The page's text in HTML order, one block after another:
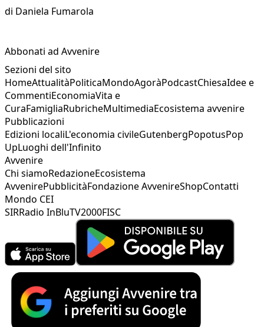
di Daniela Fumarola
Abbonati ad Avvenire
Sezioni del sito
HomeAttualitàPoliticaMondoAgoràPodcastChiesaIdee e
CommentiEconomiaVita e
CuraFamigliaRubricheMultimediaEcosistema avvenire
Pubblicazioni
Edizioni localiL'economia civileGutenbergPopotusPop
UpLuoghi dell'Infinito
Avvenire
Chi siamoRedazioneEcosistema
AvvenirePubblicitàFondazione AvvenireShopContatti
Mondo CEI
SIRRadio InBluTV2000FISC